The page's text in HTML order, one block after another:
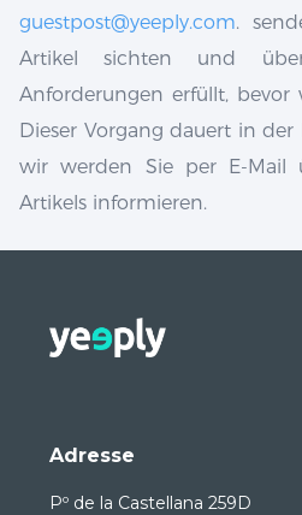
guestpost@yeeply.com.
Artikel sichten und
Anforderungen erfüllt,
Dieser Vorgang dauert in der
wir werden Sie per E-Mail
Artikels informieren.
Adresse
Pº de la Castellana 259D